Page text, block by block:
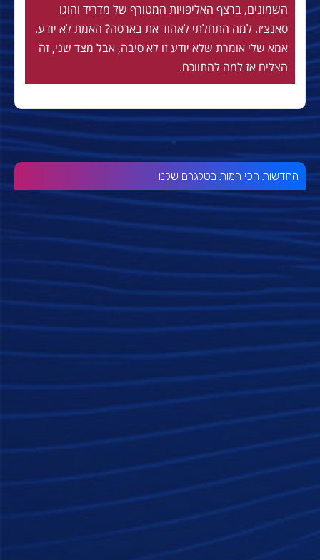
השמונים, ברצף האליפויות המטורף של מדריד והוגו
סאנצ׳ז. למה התחלתי לאהוד את בארסה? האמת לא יודע.
אמא שלי אומרת שלא יודע זו לא סיבה, אבל מצד שני, זה
הצליח אז למה להתווכח.
החדשות הכי חמות בטלגרם שלנו